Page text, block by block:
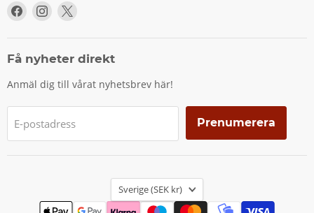
Följ
Facebook
Följ
Instagram
X
Få nyheter direkt
Anmäl dig till vårat nyhetsbrev här!
E-postadress Prenumerera
Land
Sverige (SEK kr)